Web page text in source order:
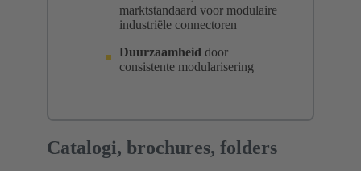
marktstandaard voor modulaire
industriële connectoren
Duurzaamheid door
consistente modularisering
Catalogi, brochures, folders